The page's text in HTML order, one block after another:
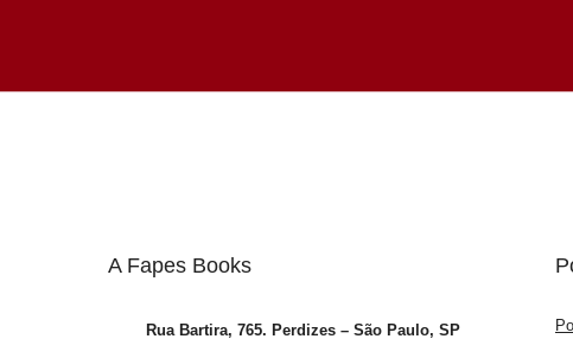
A Fapes Books
Rua Bartira, 765. Perdizes – São Paulo, SP